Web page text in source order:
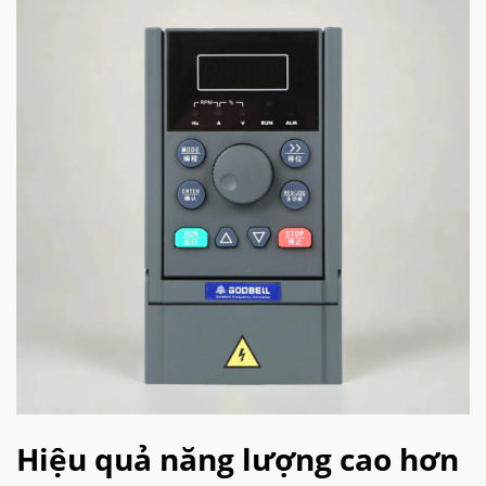
Hiệu quả năng lượng cao hơn